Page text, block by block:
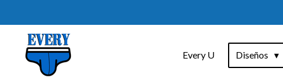
contenido
principal
Every U Diseños